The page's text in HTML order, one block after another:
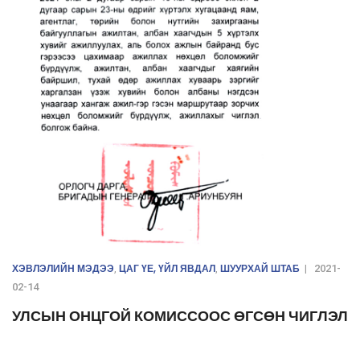
ХЭВЛЭЛИЙН МЭДЭЭ, ЦАГ ҮЕ, ҮЙЛ ЯВДАЛ, ШУУРХАЙ ШТАБ |
2021-
02-14
УЛСЫН ОНЦГОЙ КОМИССООС ӨГСӨН ЧИГЛЭЛ